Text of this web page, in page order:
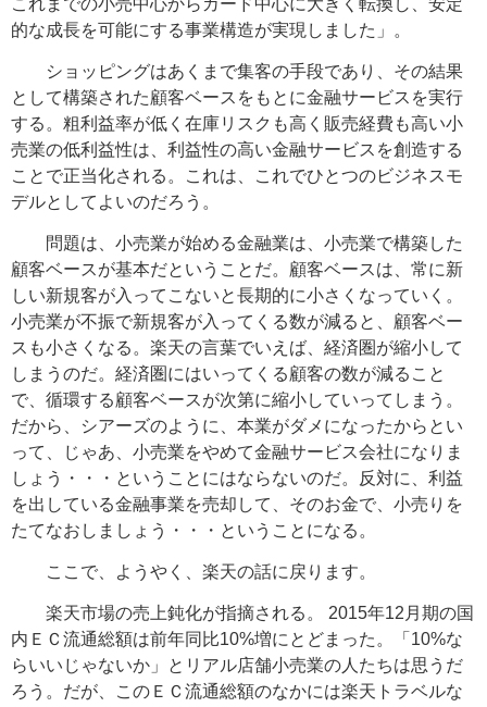
これまでの小売中心からカード中心に大きく転換し、安定
的な成長を可能にする事業構造が実現しました」。
ショッピングはあくまで集客の手段であり、その結果
として構築された顧客ベースをもとに金融サービスを実行
する。粗利益率が低く在庫リスクも高く販売経費も高い小
売業の低利益性は、利益性の高い金融サービスを創造する
ことで正当化される。これは、これでひとつのビジネスモ
デルとしてよいのだろう。
問題は、小売業が始める金融業は、小売業で構築した
顧客ベースが基本だということだ。顧客ベースは、常に新
しい新規客が入ってこないと長期的に小さくなっていく。
小売業が不振で新規客が入ってくる数が減ると、顧客ベー
スも小さくなる。楽天の言葉でいえば、経済圏が縮小して
しまうのだ。経済圏にはいってくる顧客の数が減ること
で、循環する顧客ベースが次第に縮小していってしまう。
だから、シアーズのように、本業がダメになったからとい
って、じゃあ、小売業をやめて金融サービス会社になりま
しょう・・・ということにはならないのだ。反対に、利益
を出している金融事業を売却して、そのお金で、小売りを
たてなおしましょう・・・ということになる。
ここで、ようやく、楽天の話に戻ります。
楽天市場の売上鈍化が指摘される。 2015年12月期の国
内ＥＣ流通総額は前年同比10%増にとどまった。「10%な
らいいじゃないか」とリアル店舗小売業の人たちは思うだ
ろう。だが、このＥＣ流通総額のなかには楽天トラベルな